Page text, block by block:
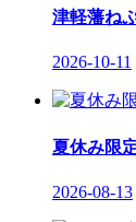
津軽藩ね
2026-10-11
夏休み限
2026-08-13